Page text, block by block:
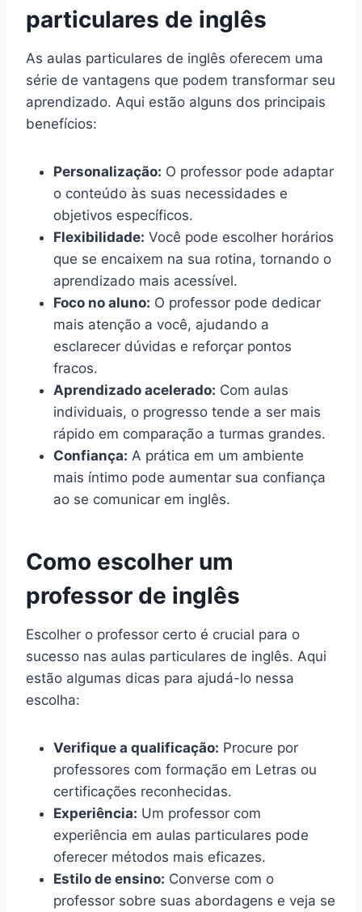
particulares de inglês
As aulas particulares de inglês oferecem uma
série de vantagens que podem transformar seu
aprendizado. Aqui estão alguns dos principais
benefícios:
Personalização: O professor pode adaptar
o conteúdo às suas necessidades e
objetivos específicos.
Flexibilidade: Você pode escolher horários
que se encaixem na sua rotina, tornando o
aprendizado mais acessível.
Foco no aluno: O professor pode dedicar
mais atenção a você, ajudando a
esclarecer dúvidas e reforçar pontos
fracos.
Aprendizado acelerado: Com aulas
individuais, o progresso tende a ser mais
rápido em comparação a turmas grandes.
Confiança: A prática em um ambiente
mais íntimo pode aumentar sua confiança
ao se comunicar em inglês.
Como escolher um
professor de inglês
Escolher o professor certo é crucial para o
sucesso nas aulas particulares de inglês. Aqui
estão algumas dicas para ajudá-lo nessa
escolha:
Verifique a qualificação: Procure por
professores com formação em Letras ou
certificações reconhecidas.
Experiência: Um professor com
experiência em aulas particulares pode
oferecer métodos mais eficazes.
Estilo de ensino: Converse com o
professor sobre suas abordagens e veja se